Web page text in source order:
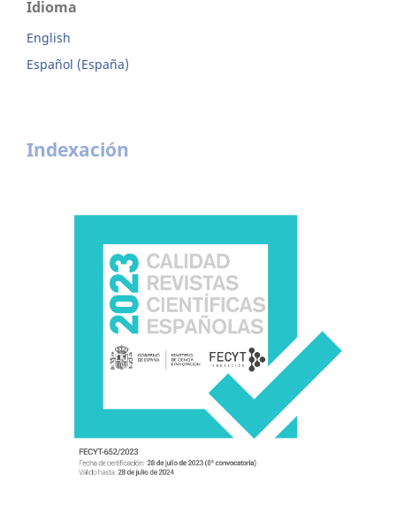
Idioma
English
Español (España)
Indexación